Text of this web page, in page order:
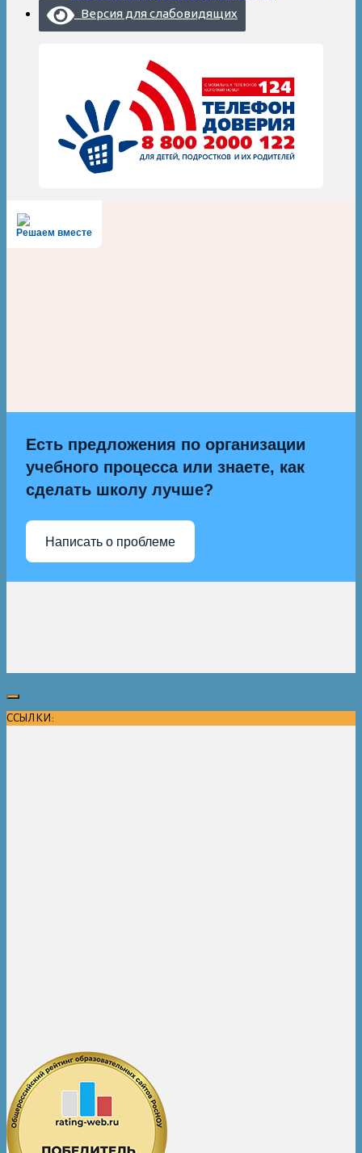
Версия для слабовидящих
Решаем вместе
Есть предложения по организации
учебного процесса или знаете, как
сделать школу лучше?
Написать о проблеме
ССЫЛКИ: